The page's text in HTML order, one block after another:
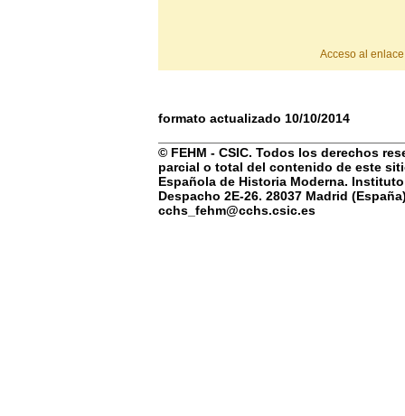
Acceso al
formato actualizado 10/10/2014
© FEHM - CSIC. Todos los derechos
parcial o total del contenido de este
Española de Historia Moderna. Instituto
Despacho 2E-26. 28037 Madrid
cchs_fehm@cchs.csic.es